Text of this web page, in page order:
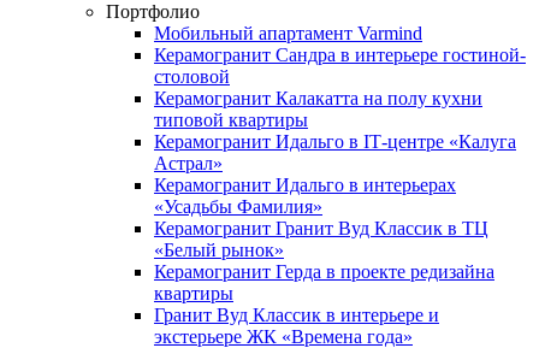
Портфолио
Мобильный апартамент Varmind
Керамогранит Сандра в интерьере гостиной-
столовой
Керамогранит Калакатта на полу кухни
типовой квартиры
Керамогранит Идальго в IТ-центре «Калуга
Астрал»
Керамогранит Идальго в интерьерах
«Усадьбы Фамилия»
Керамогранит Гранит Вуд Классик в ТЦ
«Белый рынок»
Керамогранит Герда в проекте редизайна
квартиры
Гранит Вуд Классик в интерьере и
экстерьере ЖК «Времена года»